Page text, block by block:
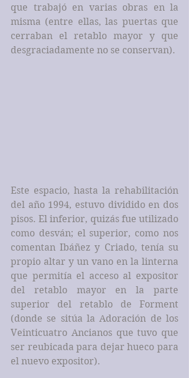
que trabajó en varias obras en la
misma (entre ellas, las puertas que
cerraban el retablo mayor y que
desgraciadamente no se conservan).
Este espacio, hasta la rehabilitación
del año 1994, estuvo dividido en dos
pisos. El inferior, quizás fue utilizado
como desván; el superior, como nos
comentan Ibáñez y Criado, tenía su
propio altar y un vano en la linterna
que permitía el acceso al expositor
del retablo mayor en la parte
superior del retablo de Forment
(donde se sitúa la Adoración de los
Veinticuatro Ancianos que tuvo que
ser reubicada para dejar hueco para
el nuevo expositor).